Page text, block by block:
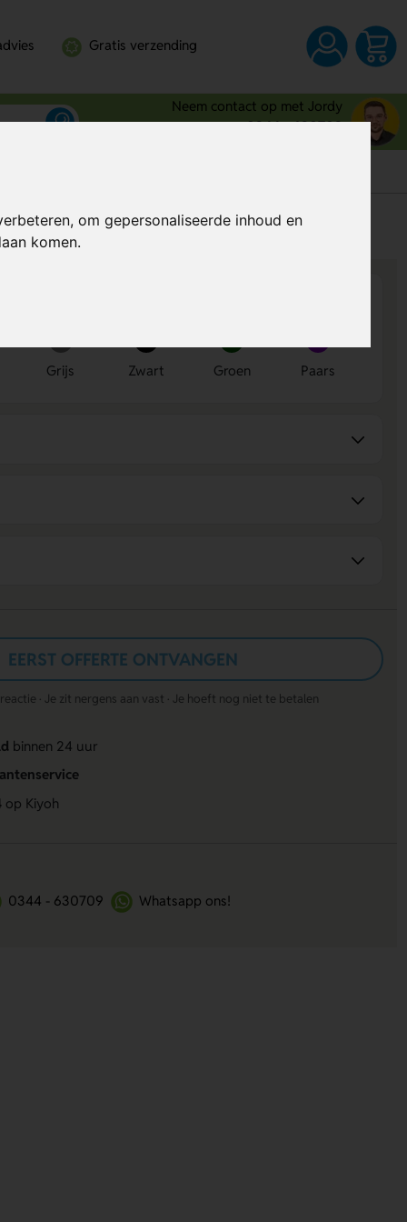
om gepersonaliseerde inhoud en
komen.
Gratis verzending
Neem contact op met Jordy
0344 - 630709
Prijs op aanvraag
Grijs Zwart Groen Paars
EERST OFFERTE ONTVANGEN
· Je zit nergens aan vast · Je hoeft nog niet te betalen
binnen 24 uur
op Kiyoh
0344 - 630709 Whatsapp ons!